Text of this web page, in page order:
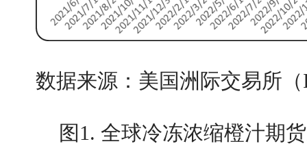
数据来源：美国洲际交易所
图1. 全球冷冻浓缩橙汁期